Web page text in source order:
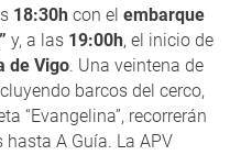
18:30h con el embarque
y, a las 19:00h, el inicio de
de Vigo. Una veintena de
barcos del cerco,
“Evangelina”, recorrerán
A Guía. La APV